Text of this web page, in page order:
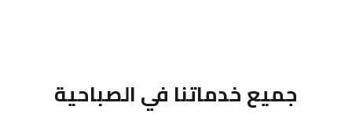
جميع خدماتنا في الصباحية